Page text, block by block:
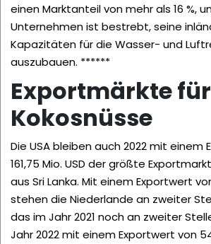
einen Marktanteil von mehr als 16 %,
Unternehmen ist bestrebt, seine
Kapazitäten für die Wasser- und
auszubauen. ******
Exportmärkte für
Kokosnüsse
Die USA bleiben auch 2022 mit einem
161,75 Mio. USD der größte
aus Sri Lanka. Mit einem Exportwert
stehen die Niederlande an zweiter
das im Jahr 2021 noch an zweiter
Jahr 2022 mit einem Exportwert von